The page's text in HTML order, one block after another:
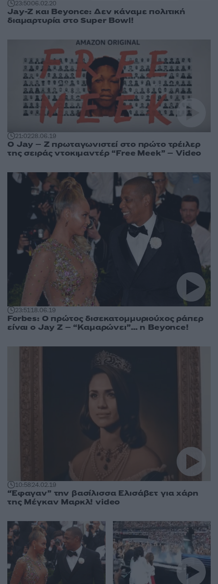
23:5006.02.20
Jay-Z και Beyonce: Δεν κάναμε πολιτική
διαμαρτυρία στο Super Bowl!
21:0228.06.19
O Jay – Z πρωταγωνιστεί στο πρώτο τρέιλερ
της σειράς ντοκιμαντέρ “Free Meek” – Video
23:5118.06.19
Forbes: Ο πρώτος δισεκατομμυριούχος ράπερ
είναι ο Jay Z – “Καμαρώνει”… η Beyonce!
10:5824.02.19
“Έφαγαν” την βασίλισσα Ελισάβετ για χάρη
της Μέγκαν Μαρκλ! video